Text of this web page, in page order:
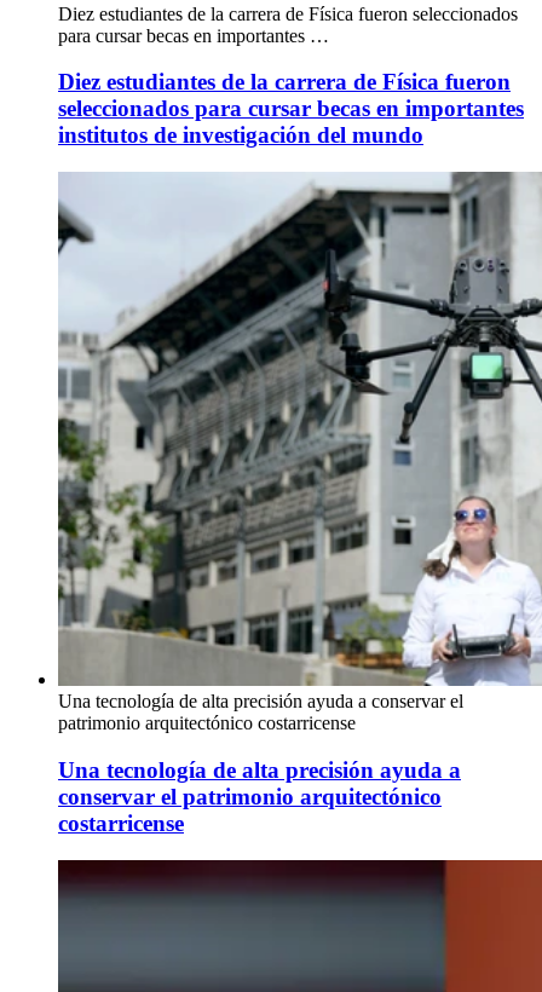
Diez estudiantes de la carrera de Física fueron seleccionados
para cursar becas en importantes …
Diez estudiantes de la carrera de Física fueron
seleccionados para cursar becas en importantes
institutos de investigación del mundo
Una tecnología de alta precisión ayuda a conservar el
patrimonio arquitectónico costarricense
Una tecnología de alta precisión ayuda a
conservar el patrimonio arquitectónico
costarricense